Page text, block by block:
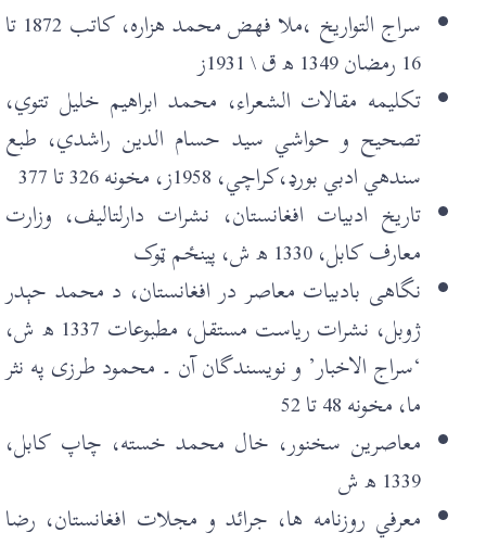
سراج التواريخ ،ملا فهض محمد هزاره، کاتب 1872 تا
16 رمضان 1349 ھ ق \ 1931ز
تکليمه مقالات الشعراء، محمد ابراهيم خليل تتوي،
تصحيح و حواشي سيد حسام الدین راشدي، طبع
سندهي ادبي بورډ،کراچي، 1958ز، مخونه 326 تا 377
تاريخ ادبيات افغانستان، نشرات دارلتاليف، وزارت
معارف کابل، 1330 ھ ش، پینځم ټوک
نگاهی بادبيات معاصر در افغانستان، د محمد حېدر
ژوبل، نشرات رياست مستقل، مطبوعات 1337 ھ ش،
‘سراج الاخبار’ و نويسندگان آن ۔ محمود طرزی په نثر
ما، مخونه 48 تا 52
معاصرین سخنور، خال محمد خسته، چاپ کابل،
1339 ھ ش
معرفي روزنامه ها، جرائد و مجلات افغانستان، رضا